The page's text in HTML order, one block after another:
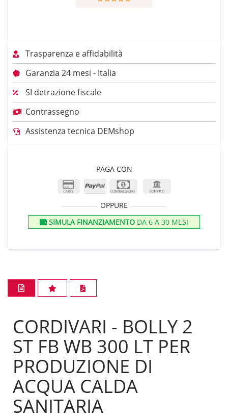
Trasparenza e affidabilità
Garanzia 24 mesi - Italia
SI detrazione fiscale
Contrassegno
Assistenza tecnica DEMshop
PAGA CON
OPPURE
SIMULA FINANZIAMENTO DA 6 A 30 MESI
CORDIVARI - BOLLY 2
ST FB WB 300 LT PER
PRODUZIONE DI
ACQUA CALDA
SANITARIA